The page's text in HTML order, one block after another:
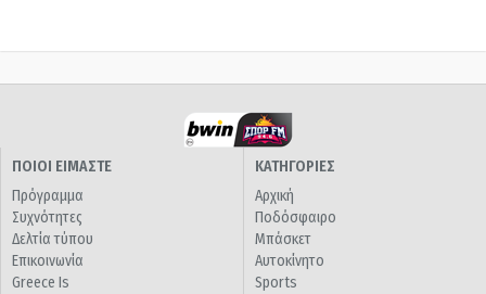
ΠΟΙΟΙ ΕΙΜΑΣΤΕ
Πρόγραμμα
Συχνότητες
Δελτία τύπου
Επικοινωνία
Greece Is
ΚΑΤΗΓΟΡΙΕΣ
Αρχική
Ποδόσφαιρο
Μπάσκετ
Αυτοκίνητο
Sports